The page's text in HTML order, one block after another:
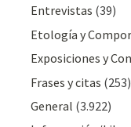
Entrevistas (39)
Etología y
Exposiciones y
Frases y citas (253)
General (3.922)